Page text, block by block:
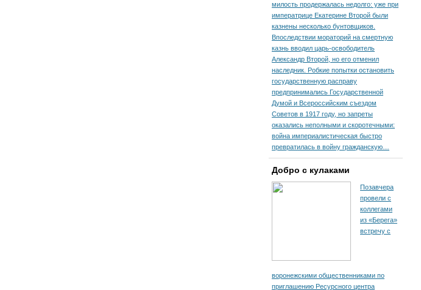
милость продержалась недолго: уже при
императрице Екатерине Второй были
казнены несколько бунтовщиков.
Впоследствии мораторий на смертную
казнь вводил царь-освободитель
Александр Второй, но его отменил
наследник. Робкие попытки остановить
государственную расправу
предпринимались Государственной
Думой и Всероссийским съездом
Советов в 1917 году, но запреты
оказались неполными и скоротечными:
война империалистическая быстро
превратилась в войну гражданскую…
Добро с кулаками
Позавчера
провели с
коллегами
из «Берега»
встречу с
воронежскими общественниками по
приглашению Ресурсного центра